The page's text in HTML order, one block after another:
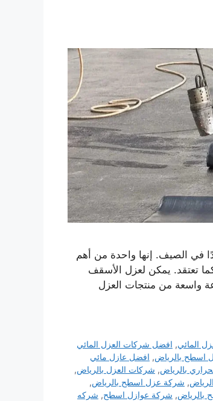
في الصيف. إنها واحدة من أهم
تعتقد. يمكن لعزل الأسقف
واسعة من منتجات العزل
المائي, افضل شركات العزل المائي
اسطح بالرياض, افضل عازل مائي
بالرياض, شركات العزل بالرياض,
, شركة عزل اسطح بالرياض,
بالرياض, شركة عوازل اسطح, شركه